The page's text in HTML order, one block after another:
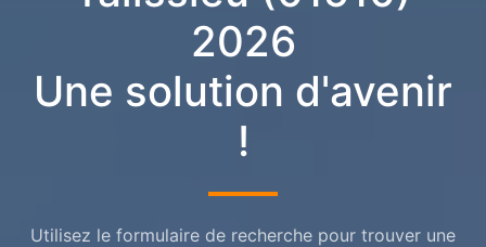
2026
Une solution d'avenir
!
Utilisez le formulaire de recherche pour trouver une